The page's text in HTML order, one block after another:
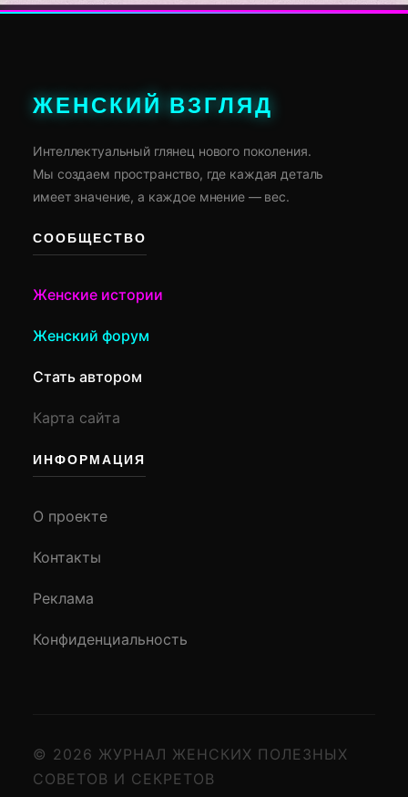
ЖЕНСКИЙ ВЗГЛЯД
Интеллектуальный глянец нового поколения.
Мы создаем пространство, где каждая деталь
имеет значение, а каждое мнение — вес.
СООБЩЕСТВО
Женские истории
Женский форум
Стать автором
Карта сайта
ИНФОРМАЦИЯ
О проекте
Контакты
Реклама
Конфиденциальность
© 2026 ЖУРНАЛ ЖЕНСКИХ ПОЛЕЗНЫХ
СОВЕТОВ И СЕКРЕТОВ